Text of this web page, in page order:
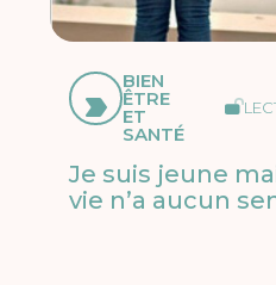
BIEN
ÊTRE
ET
SANTÉ
Je suis jeune
vie n’a aucun